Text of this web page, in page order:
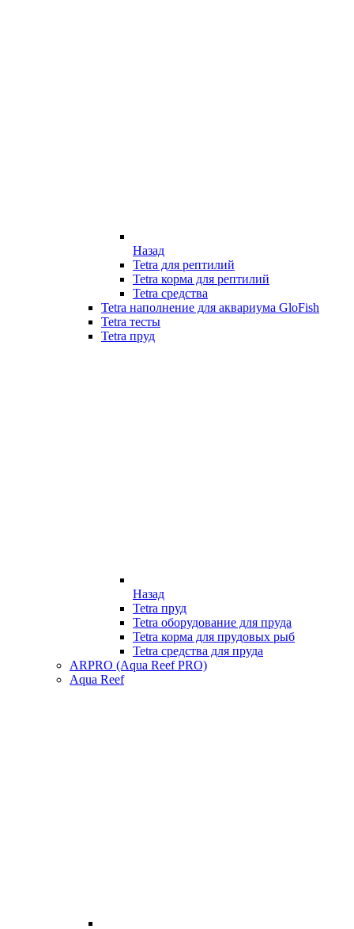
Назад
Tetra для рептилий
Tetra корма для рептилий
Tetra средства
Tetra наполнение для аквариума GloFish
Tetra тесты
Tetra пруд
Назад
Tetra пруд
Tetra оборудование для пруда
Tetra корма для прудовых рыб
Tetra средства для пруда
ARPRO (Aqua Reef PRO)
Aqua Reef